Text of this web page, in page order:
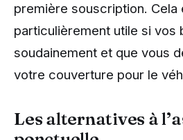
première souscription. Cela
particulièrement utile si vos
soudainement et que vous
votre couverture pour le
Les alternatives à